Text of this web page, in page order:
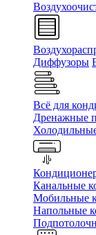
Диффузоры
Всё для
Дренажные
Канальные
Мобильные
Напольные